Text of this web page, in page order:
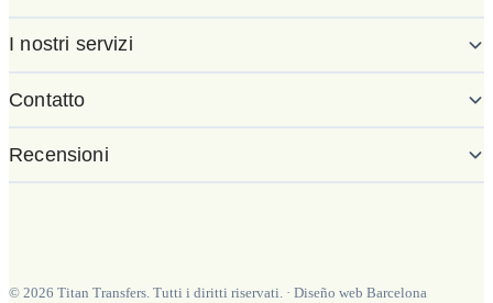
I nostri servizi
Contatto
Recensioni
© 2026 Titan Transfers. Tutti i diritti riservati. · Diseño web Barcelona